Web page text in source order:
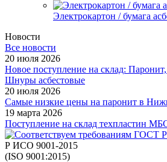
Электрокартон / бумага
Новости
Все новости
20 июля 2026
Новое поступление на склад:
Шнуры асбестовые
20 июля 2026
Самые низкие цены на паронит в
19 марта 2026
Поступление на склад техпластин
Р ИСО 9001-2015
(ISO 9001:2015)